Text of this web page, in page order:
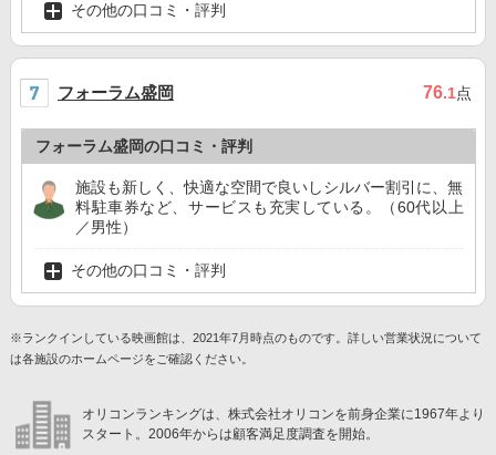
その他の口コミ・評判
フォーラム盛岡 76.1点
フォーラム盛岡の口コミ・評判
施設も新しく、快適な空間で良いしシルバー割引に、無
料駐車券など、サービスも充実している。（60代以上
／男性）
その他の口コミ・評判
※ランクインしている映画館は、2021年7月時点のものです。詳しい営業状況について
は各施設のホームページをご確認ください。
オリコンランキングは、株式会社オリコンを前身企業に1967年より
スタート。2006年からは顧客満足度調査を開始。